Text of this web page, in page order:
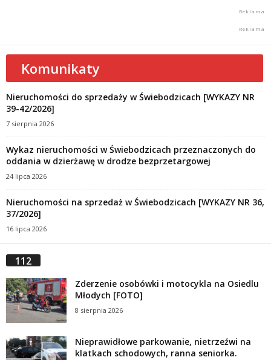
Komunikaty
Nieruchomości do sprzedaży w Świebodzicach [WYKAZY NR
39-42/2026]
7 sierpnia 2026
Wykaz nieruchomości w Świebodzicach przeznaczonych do
oddania w dzierżawę w drodze bezprzetargowej
24 lipca 2026
Nieruchomości na sprzedaż w Świebodzicach [WYKAZY NR 36,
37/2026]
16 lipca 2026
112
Zderzenie osobówki i motocykla na Osiedlu
Młodych [FOTO]
8 sierpnia 2026
Nieprawidłowe parkowanie, nietrzeźwi na
klatkach schodowych, ranna seniorka.